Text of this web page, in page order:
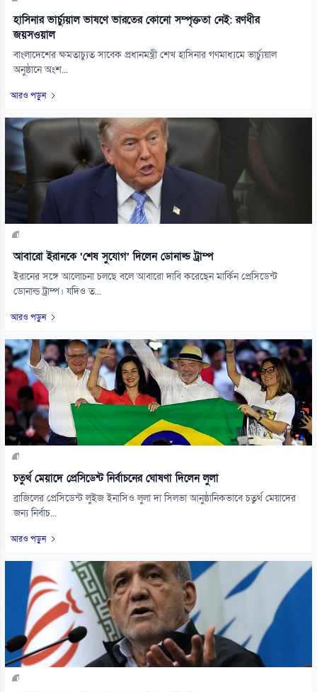
হাসিনার ভার্চ্যুয়াল ভাষণে ভারতের কোনো সম্পৃক্ততা নেই: রণধীর
জয়সওয়াল
বাংলাদেশের ক্ষমতাচ্যুত সাবেক প্রধানমন্ত্রী শেখ হাসিনার গণমাধ্যমে ভার্চ্যুয়াল
অনুষ্ঠানে অংশ...
আরও পড়ুন
আবারো ইরানকে ‘শেষ সুযোগ’ দিলেন ডোনাল্ড ট্রাম্প
ইরানের সঙ্গে আলোচনা চলছে বলে আবারো দাবি করেছেন মার্কিন প্রেসিডেন্ট
ডোনাল্ড ট্রাম্প। যদিও ত...
আরও পড়ুন
চতুর্থ মেয়াদে প্রেসিডেন্ট নির্বাচনের ঘোষণা দিলেন লুলা
ব্রাজিলের প্রেসিডেন্ট লুইজ ইনাসিও লুলা দা সিলভা আনুষ্ঠানিকভাবে চতুর্থ মেয়াদের
জন্য নির্বাচ...
আরও পড়ুন